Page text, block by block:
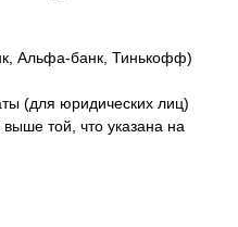
Альфа-банк, Тинькофф)
(для юридических лиц)
той, что указана на